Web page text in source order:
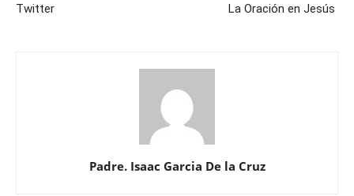
Twitter La Oración en Jesús
Padre. Isaac Garcia De la Cruz